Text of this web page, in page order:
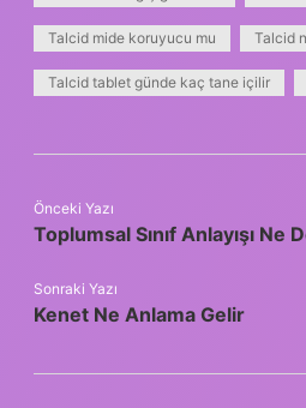
Talcid mide koruyucu mu Talcid
Talcid tablet günde kaç tane içilir
Önceki Yazı
Toplumsal Sınıf Anlayışı Ne
Sonraki Yazı
Kenet Ne Anlama Gelir